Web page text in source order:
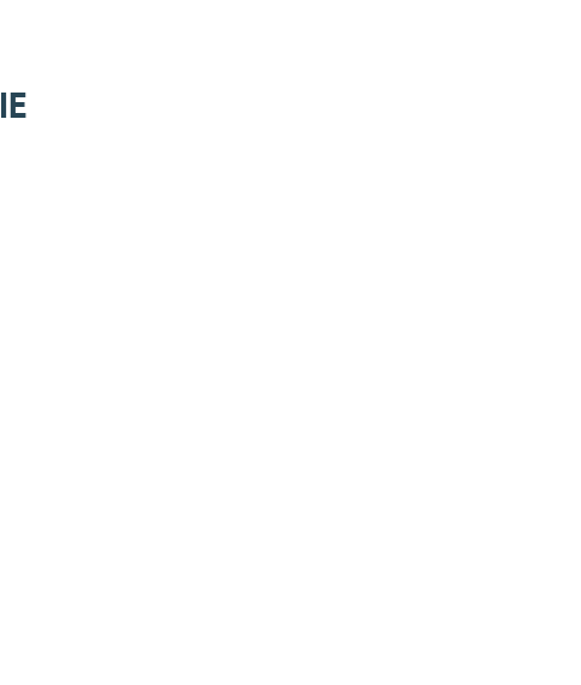
в течение 14 дней после получения (для товаров
производится в случаях если товар не соответствует
в действующем